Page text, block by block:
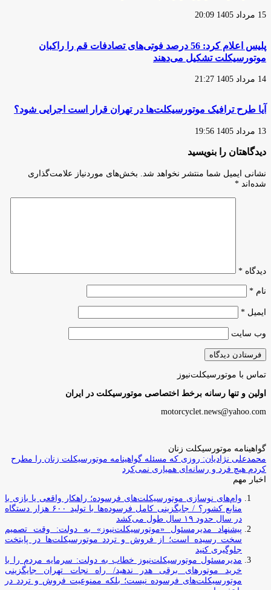
15 مرداد 1405 20:09
پلیس اعلام کرد: 56 درصد فوتی‌های تصادفات قم را راکبان
موتورسیکلت تشکیل می‌دهند
14 مرداد 1405 21:27
آیا طرح ترافیک موتورسیکلت‌ها در تهران قرار است اجرایی شود؟
13 مرداد 1405 19:56
دیدگاهتان را بنویسید
نشانی ایمیل شما منتشر نخواهد شد.
بخش‌های موردنیاز علامت‌گذاری
شده‌اند *
دیدگاه *
نام *
ایمیل *
وب‌ سایت
تماس با موتورسیکلت‌نیوز
اولین و تنها رسانه برخط اختصاصی موتورسیکلت در ایران
motorcyclet.news@yahoo.com
گواهینامه موتورسیکلت زنان
محمدعلی نژادیان: روزی که مسئله گواهینامه موتورسیکلت زنان را مطرح
کردم هیچ فرد و رسانه‌ای همیاری نمی‌کرد
اخبار مهم
وام‌های نوسازی موتورسیکلت‌های فرسوده؛ راهکار واقعی یا بازی با
منابع کشور؟ / جایگزینی کامل فرسوده‌ها با تولید ۶۰۰ هزار دستگاه
در سال حدود ۱۹ سال طول می‌کشد
پیشنهاد مدیرمسئول «موتورسیکلت‌نیوز» به دولت: وقت تصمیم
سخت رسیده است؛ از فروش و تردد موتورسیکلت‌ها در پایتخت
جلوگیری کنید
مدیرمسئول موتورسیکلت‌نیوز خطاب به دولت: سرمایه مردم را با
خرید موتورهای برقی هدر ندهید/ راه نجات تهران جایگزینی
موتورسیکلت‌های فرسوده نیست؛ بلکه ممنوعیت فروش و تردد در